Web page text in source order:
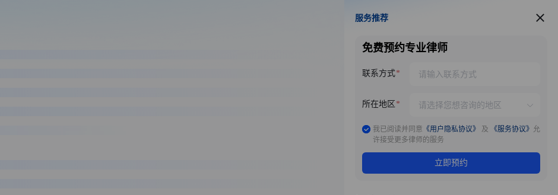
服务推荐
服务推荐
免费预约专业律师
联系方式
所在地区
我已阅读并同意 《用户隐私协议》 及 《服务协议》 允
许接受更多律师的服务
立即预约